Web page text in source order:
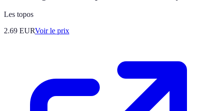
Les topos
2.69 EURVoir le prix